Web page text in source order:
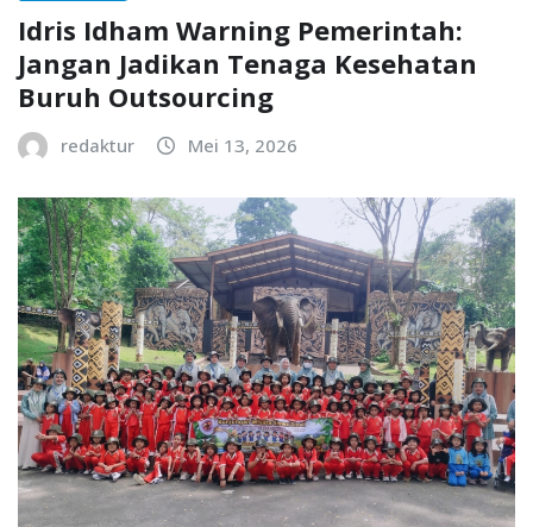
Idris Idham Warning Pemerintah:
Jangan Jadikan Tenaga Kesehatan
Buruh Outsourcing
redaktur Mei 13, 2026